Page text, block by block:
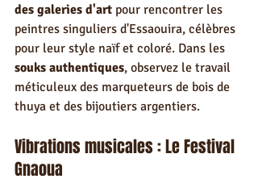
des galeries d'art pour rencontrer les
peintres singuliers d'Essaouira, célèbres
pour leur style naïf et coloré. Dans les
souks authentiques, observez le travail
méticuleux des marqueteurs de bois de
thuya et des bijoutiers argentiers.
Vibrations musicales : Le Festival
Gnaoua